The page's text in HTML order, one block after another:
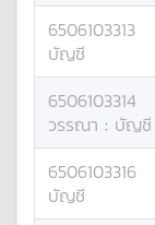
6506103313
บัญชี
6506103314
วรรณา : บัญชี
6506103316
บัญชี